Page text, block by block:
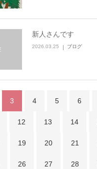
新人さんです
2026.03.25 ブログ
3 4 5 6
12 13 14
19 20 21
26 27 28